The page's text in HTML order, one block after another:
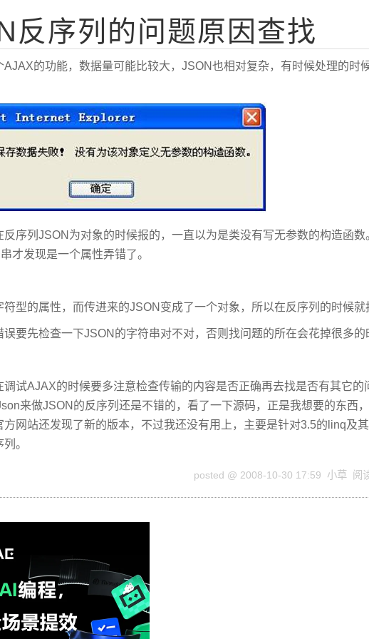
反序列的问题原因查找
AJAX的功能，数据量可能比较大，JSON也相对复杂，有时候处理的时
反序列JSON为对象的时候报的，一直以为是类没有写无参数的构造函
才发现是一个属性弄错了。
符型的属性，而传进来的JSON变成了一个对象，所以在反序列的时候就
误要先检查一下JSON的字符串对不对，否则找问题的所在会花掉很多的
调试AJAX的时候要多注意检查传输的内容是否正确再去找是否有其它的
来做JSON的反序列还是不错的，看了一下源码，正是我想要的东西
方网站还发现了新的版本，不过我还没有用上，主要是针对3.5的linq及
。
posted @ 2008-10-30 17:59 小草 阅